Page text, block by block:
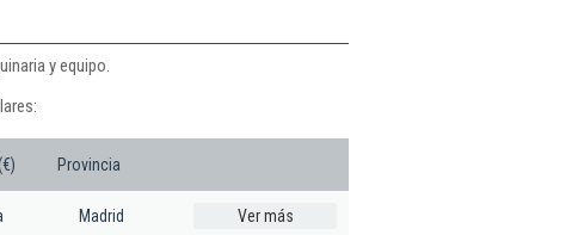
y equipo.
Provincia
Madrid Ver más